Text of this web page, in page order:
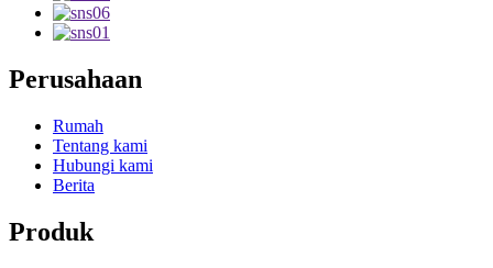
Perusahaan
Rumah
Tentang kami
Hubungi kami
Berita
Produk